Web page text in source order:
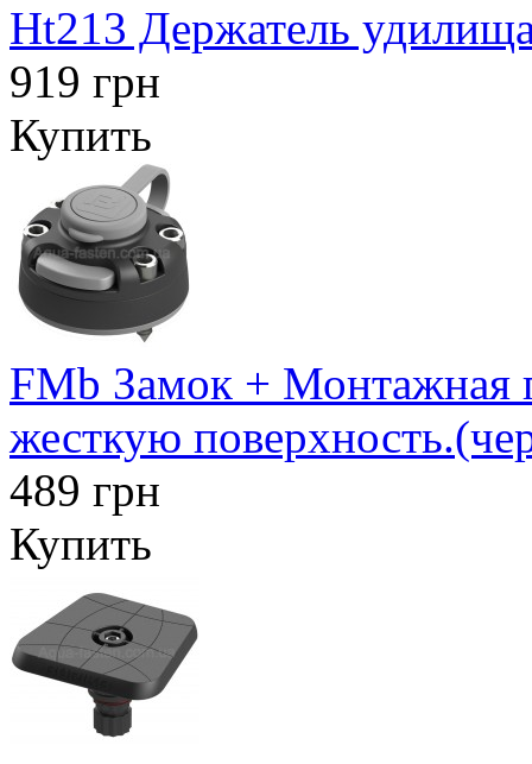
Ht213 Держатель
919 грн
Купить
FMb Замок + Монтажная
жесткую
489 грн
Купить